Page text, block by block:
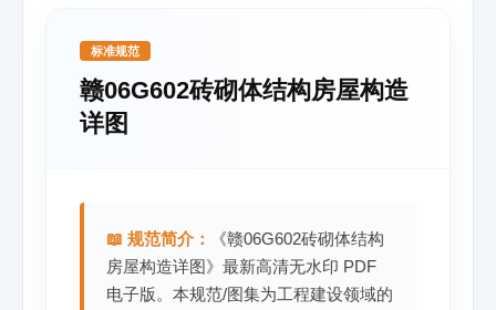
标准规范
赣06G602砖砌体结构房屋构造
详图
📖 规范简介：
《赣06G602砖砌体结构
房屋构造详图》最新高清无水印 PDF
电子版。本规范/图集为工程建设领域的